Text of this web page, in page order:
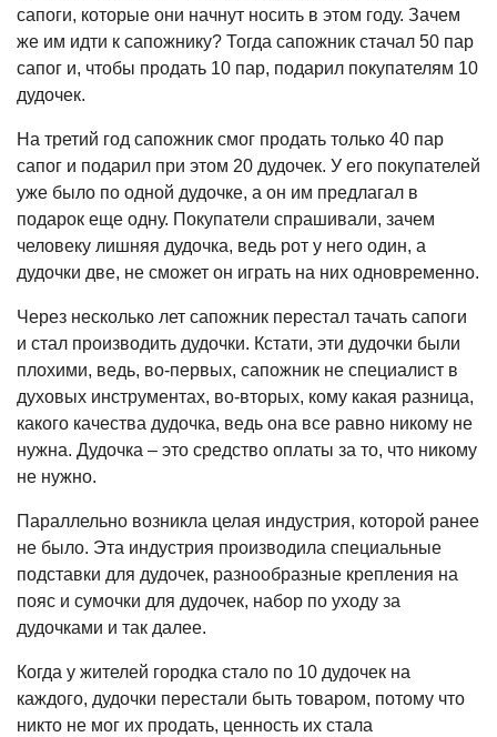
сапоги, кото­рые они начнут носить в этом году. Зачем
же им идти к сапожнику? Тогда сапожник стачал 50 пар
сапог и, чтобы продать 10 пар, подарил покупателям 10
дудочек.
На третий год сапожник смог про­дать только 40 пар
сапог и подарил при этом 20 дудочек. У его покупателей
уже было по одной дудочке, а он им предлагал в
подарок еще одну. Покупатели спраши­вали, зачем
человеку лишняя дудочка, ведь рот у него один, а
дудочки две, не сможет он играть на них одновременно.
Через несколько лет сапожник пере­стал тачать сапоги
и стал производить дудочки. Кстати, эти дудочки были
плохими, ведь, во-первых, сапожник не специалист в
духовых инструментах, во-вторых, кому какая разница,
какого качества дудочка, ведь она все равно никому не
нужна. Дудочка – это сред­ство оплаты за то, что никому
не нужно.
Параллельно возникла целая инду­стрия, которой ранее
не было. Эта ин­дустрия производила специальные
подставки для дудочек, разнообразные крепления на
пояс и сумочки для дудо­чек, набор по уходу за
дудочками и так далее.
Когда у жителей городка стало по 10 дудочек на
каждого, дудочки пере­стали быть товаром, потому что
никто не мог их продать, ценность их стала